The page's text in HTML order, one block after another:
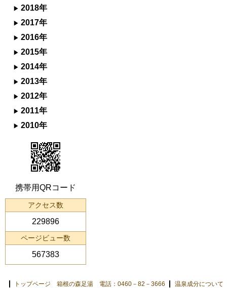
2018年
2017年
2016年
2015年
2014年
2013年
2012年
2011年
2010年
携帯用QRコード
アクセス数
229896
ページビュー数
567383
トップページ 箱根の森足湯 電話：0460－82－3666
温泉成分について